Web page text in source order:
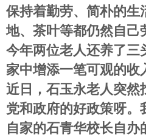
保持着勤劳、简朴的生
地、 茶叶等都仍然自己
今年两位老人还养了三
家中增添一笔可观的收
近日，石玉永老人突然
党和政府的好政策呀。
自家的石青华校长自办